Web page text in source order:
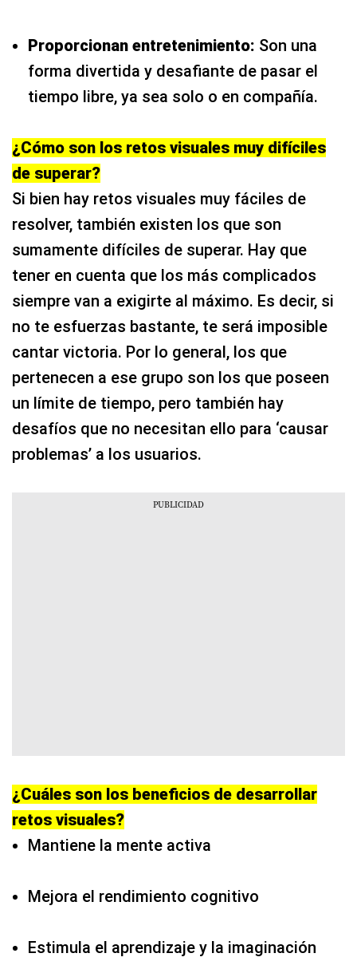
forma divertida y desafiante de pasar el
tiempo libre, ya sea solo o en compañía.
¿Cómo son los retos visuales muy difíciles
de superar?
Si bien hay retos visuales muy fáciles de
resolver, también existen los que son
sumamente difíciles de superar. Hay que
tener en cuenta que los más complicados
siempre van a exigirte al máximo. Es decir, si
no te esfuerzas bastante, te será imposible
cantar victoria. Por lo general, los que
pertenecen a ese grupo son los que poseen
un límite de tiempo, pero también hay
desafíos que no necesitan ello para ‘causar
problemas’ a los usuarios.
¿Cuáles son los beneficios de desarrollar
retos visuales?
Mantiene la mente activa